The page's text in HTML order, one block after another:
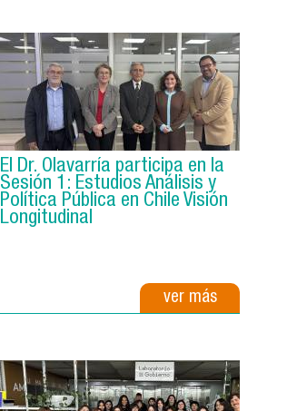
El Dr. Olavarría participa en la
Sesión 1: Estudios Análisis y
Política Pública en Chile Visión
Longitudinal
ver más